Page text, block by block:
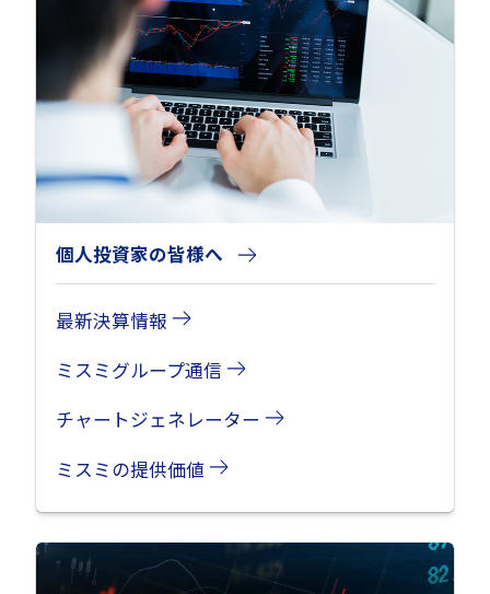
個人投資家の皆様へ
最新決算情報
ミスミグループ通信
チャートジェネレーター
ミスミの提供価値